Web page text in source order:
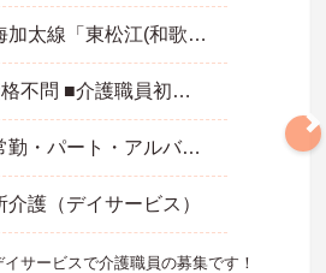
南海加太線「東松江(和歌山)駅」徒歩15分
■資格不問 ■介護職員初任者研修（ホームヘルパー2級）以上あれば尚可 ■普通自動車免許必須（AT限定可）
非常勤・パート・アルバイト
介護（デイサービス）
サービスで介護職員の募集です！